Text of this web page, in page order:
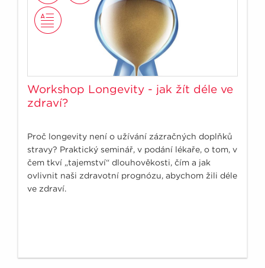
Workshop Longevity - jak žít déle ve
zdraví?
Proč longevity není o užívání zázračných doplňků
stravy? Praktický seminář, v podání lékaře, o tom, v
čem tkví „tajemství“ dlouhověkosti, čím a jak
ovlivnit naši zdravotní prognózu, abychom žili déle
ve zdraví.